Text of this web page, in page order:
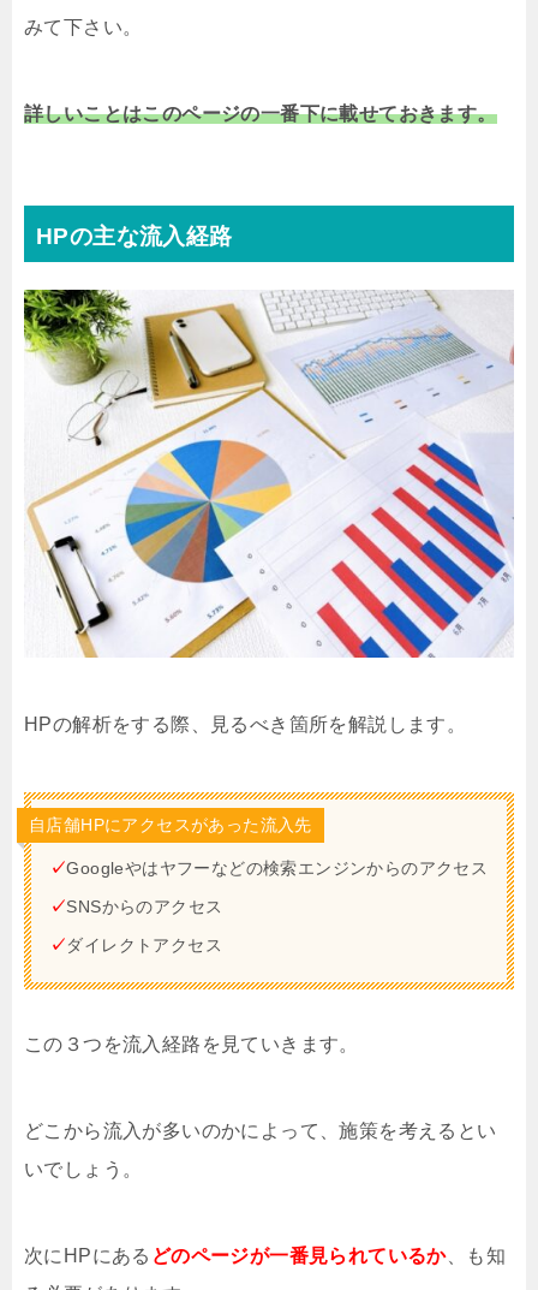
みて下さい。
詳しいことはこのページの一番下に載せておきます。
HPの主な流入経路
HPの解析をする際、見るべき箇所を解説します。
自店舗HPにアクセスがあった流入先
✓Googleやはヤフーなどの検索エンジンからのアクセス
✓SNSからのアクセス
✓ダイレクトアクセス
この３つを流入経路を見ていきます。
どこから流入が多いのかによって、施策を考えるとい
いでしょう。
次にHPにある どのページが一番見られているか、も知